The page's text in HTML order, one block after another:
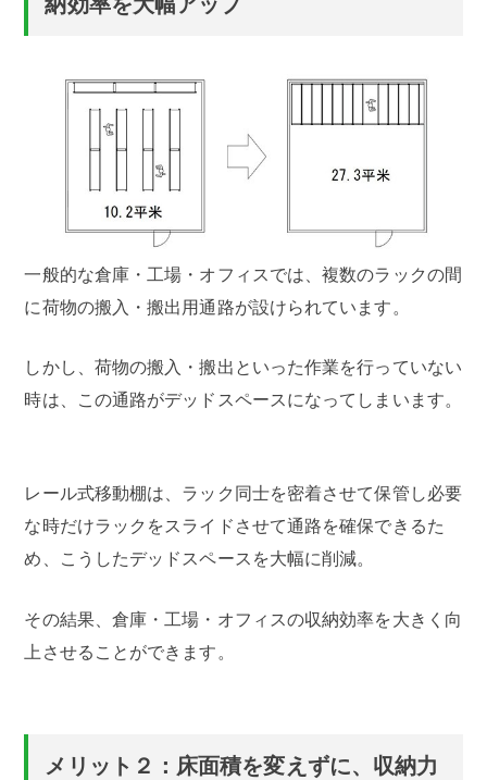
一般的な倉庫・工場・オフィスでは、複数のラックの間
に荷物の搬入・搬出用通路が設けられています。
しかし、荷物の搬入・搬出といった作業を行っていない
時は、この通路がデッドスペースになってしまいます。
レール式移動棚は、ラック同士を密着させて保管し必要
な時だけラックをスライドさせて通路を確保できるた
め、こうしたデッドスペースを大幅に削減。
その結果、倉庫・工場・オフィスの収納効率を大きく向
上させることができます。
メリット２：床面積を変えずに、収納力